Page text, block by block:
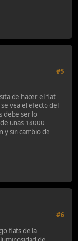
#5
de hacer el flat
vea el efecto del
debe ser lo
unas 18000
y sin cambio de
#6
flats de la